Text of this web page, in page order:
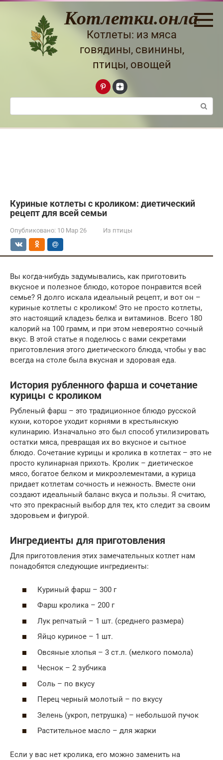
Перейти
Котлетки.онлайн
Котлеты: из мяса
говядины, свинины,
птицы, овощей
Поиск:
Куриные котлеты с кроликом: диетический
рецепт для всей семьи
Опубликовано: 10 Мар 26 Из птицы
Вы когда-нибудь задумывались, как приготовить
вкусное и полезное блюдо, которое понравится всей
семье? Я долго искала идеальный рецепт, и вот он –
куриные котлеты с кроликом! Это не просто котлеты,
это настоящий кладезь белка и витаминов. Всего 180
калорий на 100 грамм, и при этом невероятно сочный
вкус. В этой статье я поделюсь с вами секретами
приготовления этого диетического блюда, чтобы у вас
всегда на столе была вкусная и здоровая еда.
История рубленного фарша и сочетание
курицы с кроликом
Рубленый фарш – это традиционное блюдо русской
кухни, которое уходит корнями в крестьянскую
кулинарию. Изначально это был способ утилизировать
остатки мяса, превращая их во вкусное и сытное
блюдо. Сочетание курицы и кролика в котлетах – это не
просто кулинарная прихоть. Кролик – диетическое
мясо, богатое белком и микроэлементами, а курица
придает котлетам сочность и нежность. Вместе они
создают идеальный баланс вкуса и пользы. Я считаю,
что это прекрасный выбор для тех, кто следит за своим
здоровьем и фигурой.
Ингредиенты для приготовления
Для приготовления этих замечательных котлет нам
понадобятся следующие ингредиенты:
Куриный фарш – 300 г
Фарш кролика – 200 г
Лук репчатый – 1 шт. (среднего размера)
Яйцо куриное – 1 шт.
Овсяные хлопья – 3 ст.л. (мелкого помола)
Чеснок – 2 зубчика
Соль – по вкусу
Перец черный молотый – по вкусу
Зелень (укроп, петрушка) – небольшой пучок
Растительное масло – для жарки
Если у вас нет кролика, его можно заменить на